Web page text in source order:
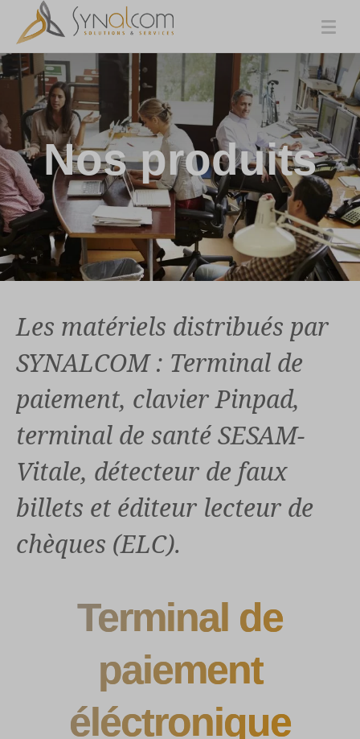
Nos produits
Les matériels distribués par
SYNALCOM : Terminal de
paiement, clavier Pinpad,
terminal de santé SESAM-
Vitale, détecteur de faux
billets et éditeur lecteur de
chèques (ELC).
Terminal de
paiement
éléctronique